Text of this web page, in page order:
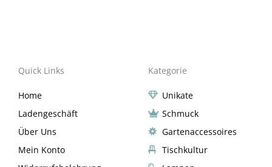
Quick Links
Home
Ladengeschäft
Über Uns
Mein Konto
Kategorie
Unikate
Schmuck
Gartenaccessoires
Tischkultur